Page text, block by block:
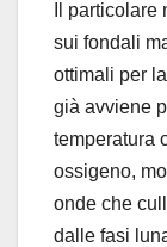
Il
sui fondali
ottimali per
già avviene
temperatura
ossigeno,
onde che
dalle fasi